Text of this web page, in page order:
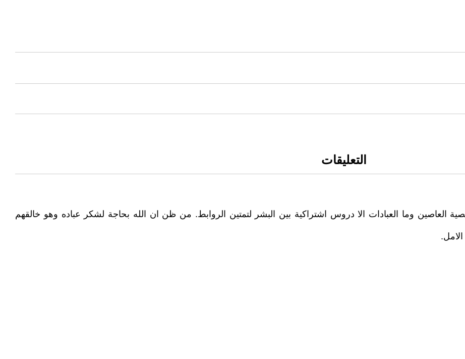
التعليقات
العاصين وما العبادات الا دروس اشتراكية بين البشر لتمتين الروابط. من ظن ان الله بحاجة لشكر عباده وهو خالقهم